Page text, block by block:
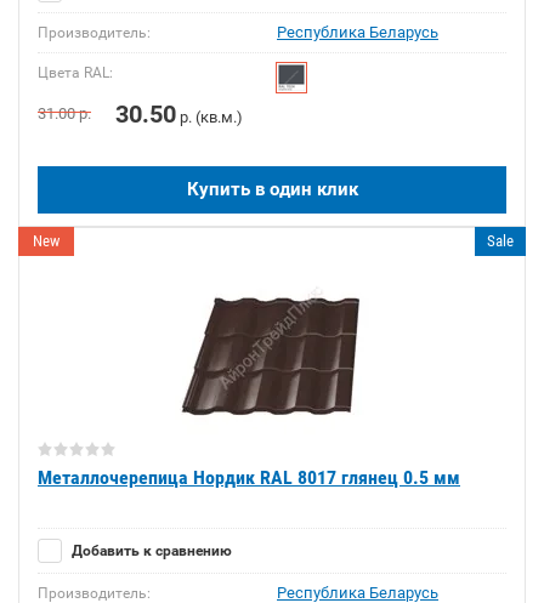
Производитель: Республика Беларусь
Цвета RAL:
31.00р. 30.50 р. (кв.м.)
Купить в один клик
New Sale
Металлочерепица Нордик RAL 8017 глянец 0.5 мм
Добавить к сравнению
Производитель: Республика Беларусь